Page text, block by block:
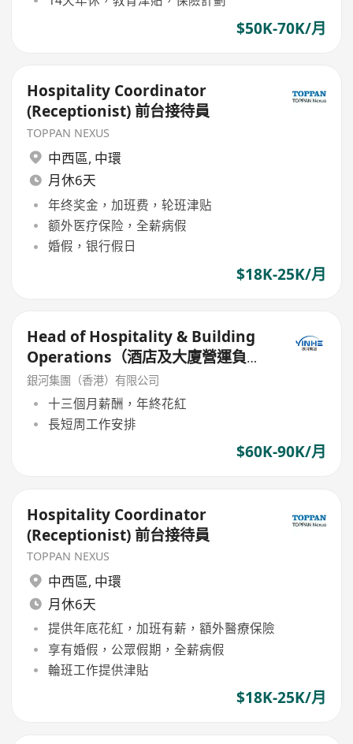
$50K-70K/月
Hospitality Coordinator
(Receptionist) 前台接待員
TOPPAN NEXUS
中西區, 中環
月休6天
年终奖金，加班费，轮班津贴
额外医疗保险，全薪病假
婚假，银行假日
$18K-25K/月
Head of Hospitality & Building
Operations（酒店及大廈營運負責
人）
銀河集團（香港）有限公司
十三個月薪酬，年終花紅
長短周工作安排
$60K-90K/月
Hospitality Coordinator
(Receptionist) 前台接待員
TOPPAN NEXUS
中西區, 中環
月休6天
提供年底花紅，加班有薪，額外醫療保險
享有婚假，公眾假期，全薪病假
輪班工作提供津貼
$18K-25K/月